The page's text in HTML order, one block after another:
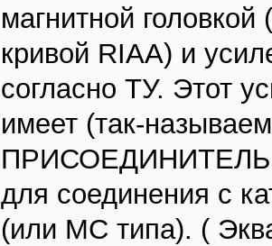
магнитной
кривой RIAA) и
согласно ТУ. Этот
имеет (так-
для соединения с
(или МС типа). (